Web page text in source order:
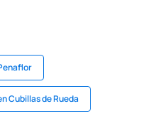
Cubillas de Rueda